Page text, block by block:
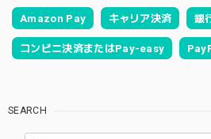
Amazon Pay キャリア決済 銀
コンビニ決済またはPay-easy
SEARCH